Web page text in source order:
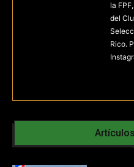
la
del
Rico.